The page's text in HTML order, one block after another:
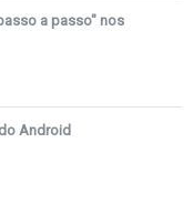
a passo" nos
Android